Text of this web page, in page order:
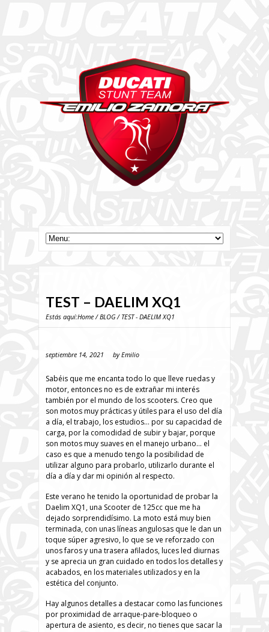
TEST – DAELIM XQ1
Estás aquí:Home/BLOG/ TEST - DAELIM XQ1
septiembre 14, 2021 byEmilio
Sabéis que me encanta todo lo que lleve ruedas y
motor, entonces no es de extrañar mi interés
también por el mundo de los scooters. Creo que
son motos muy prácticas y útiles para el uso del día
a día, el trabajo, los estudios… por su capacidad de
carga, por la comodidad de subir y bajar, porque
son motos muy suaves en el manejo urbano… el
caso es que a menudo tengo la posibilidad de
utilizar alguno para probarlo, utilizarlo durante el
día a día y dar mi opinión al respecto.
Este verano he tenido la oportunidad de probar la
Daelim XQ1, una Scooter de 125cc que me ha
dejado sorprendidísimo. La moto está muy bien
terminada, con unas líneas angulosas que le dan un
toque súper agresivo, lo que se ve reforzado con
unos faros y una trasera afilados, luces led diurnas
y se aprecia un gran cuidado en todos los detalles y
acabados, en los materiales utilizados y en la
estética del conjunto.
Hay algunos detalles a destacar como las funciones
por proximidad de arraque-pare-bloqueo o
apertura de asiento, es decir, no tienes que sacar la